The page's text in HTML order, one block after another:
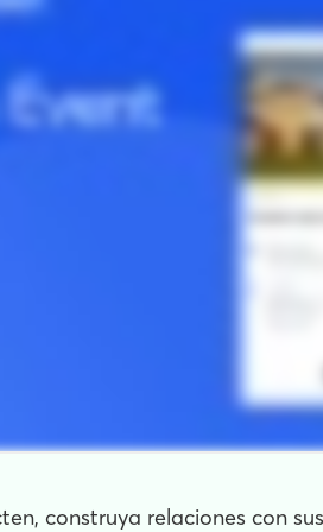
construya relaciones con